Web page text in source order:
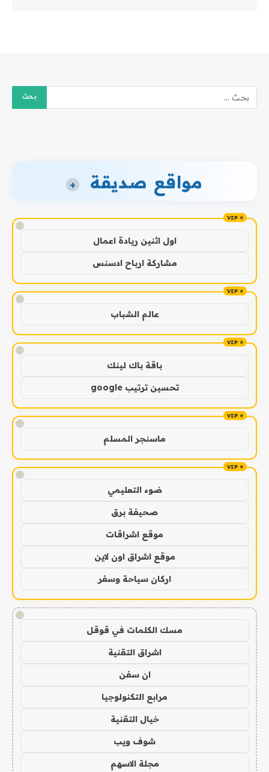
مواقع صديقة +
!
اول اثنين ريادة اعمال
مشاركة ارباح ادسنس
!
عالم الشباب
!
باقة باك لينك
تحسين ترتيب google
!
ماسنجر المسلم
!
ضوء التعليمي
صحيفة برق
موقع اشراقات
موقع اشراق اون لاين
اركان سياحة وسفر
!
مسك الكلمات في قوقل
اشراق التقنية
ان سفن
مرابع التكنولوجيا
خيال التقنية
شوف ويب
مجلة الاسهم